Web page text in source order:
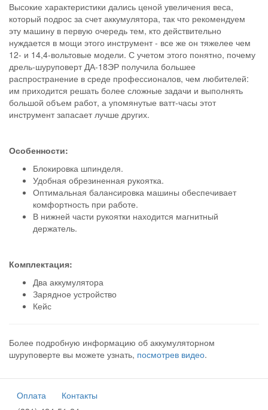
Высокие характеристики дались ценой увеличения веса,
который подрос за счет аккумулятора, так что рекомендуем
эту машину в первую очередь тем, кто действительно
нуждается в мощи этого инструмент - все же он тяжелее чем
12- и 14,4-вольтовые модели. С учетом этого понятно, почему
дрель-шуруповерт ДА-18ЭР получила большее
распространение в среде профессионалов, чем любителей:
им приходится решать более сложные задачи и выполнять
большой объем работ, а упомянутые ватт-часы этот
инструмент запасает лучше других.
Особенности:
Блокировка шпинделя.
Удобная обрезиненная рукоятка.
Оптимальная балансировка машины обеспечивает
комфортность при работе.
В нижней части рукоятки находится магнитный
держатель.
Комплектация:
Два аккумулятора
Зарядное устройство
Кейс
Более подробную информацию об аккумуляторном
шуруповерте вы можете узнать, посмотрев видео.
Оплата
Контакты